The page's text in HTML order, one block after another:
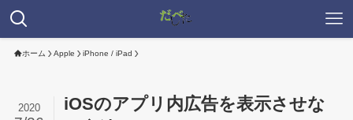
ホーム Apple iPhone / iPad
iOSのアプリ内広告を表示させな
2020